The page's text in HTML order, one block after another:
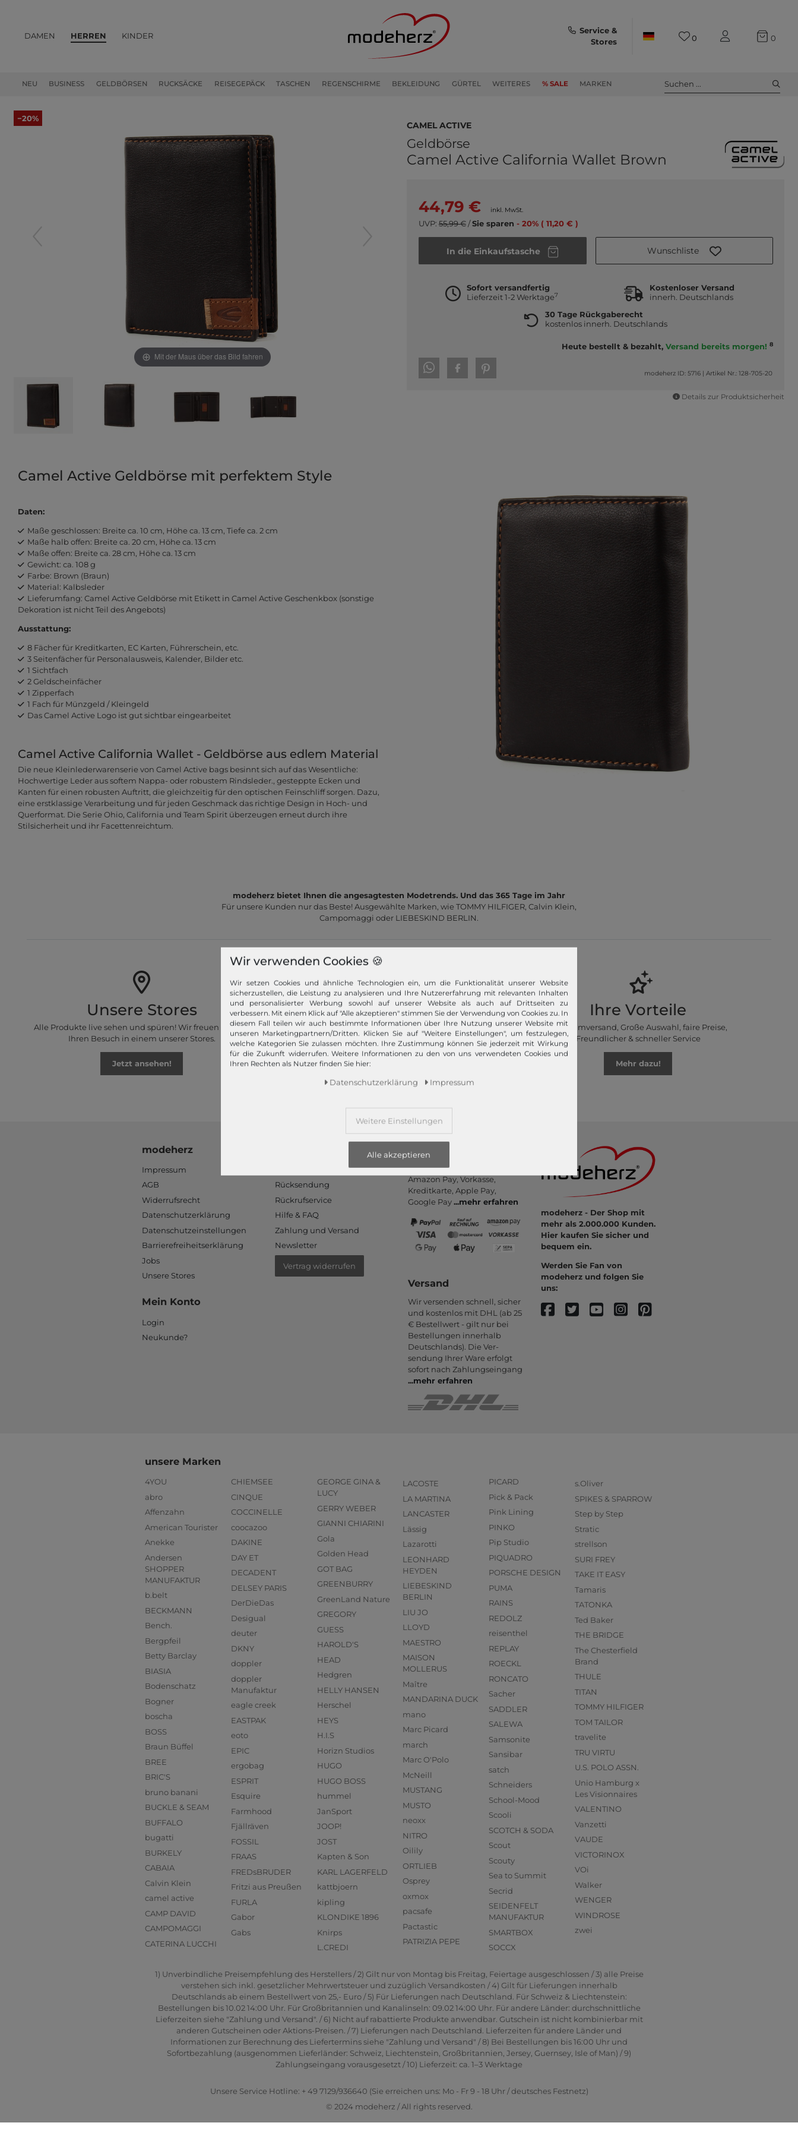
DAMEN HERREN
NEU BUSINESS GELDBÖRSEN RUCKSÄCKE REISEGEPÄCK TASCHEN REGENSCHIRME BEKLEIDUNG GÜRTEL WEITERES % SALE MARKEN
KINDER
Service &
Stores
0 0
Suchen ...
−20%
Mit der Maus über das Bild fahren
camel active
Geldbörse
Camel Active California Wallet Brown
44,79 € inkl. MwSt.
UVP: 55,99 €/Sie sparen - 20% ( 11,20 € )
In die Einkaufstasche Wunschliste
Sofort versandfertig
Lieferzeit 1-2 Werktage7
Kostenloser Versand
innerh. Deutschlands
30 Tage Rückgaberecht
kostenlos innerh. Deutschlands
Heute bestellt & bezahlt, Versand bereits morgen! 8
modeherz ID: 5716 |Artikel Nr.: 128-705-20
Details zur Produktsicherheit
Camel Active Geldbörse mit perfektem Style
Daten:
Maße geschlossen: Breite ca. 10 cm, Höhe ca. 13 cm, Tiefe ca. 2 cm
Maße halb offen: Breite ca. 20 cm, Höhe ca. 13 cm
Maße offen: Breite ca. 28 cm, Höhe ca. 13 cm
Gewicht: ca. 108 g
Farbe: Brown (Braun)
Material: Kalbsleder
Lieferumfang: Camel Active Geldbörse mit Etikett in Camel Active Geschenkbox (sonstige
Dekoration ist nicht Teil des Angebots)
Ausstattung:
8 Fächer für Kreditkarten, EC Karten, Führerschein, etc.
3 Seitenfächer für Personalausweis, Kalender, Bilder etc.
1 Sichtfach
2 Geldscheinfächer
1 Zipperfach
1 Fach für Münzgeld / Kleingeld
Das Camel Active Logo ist gut sichtbar eingearbeitet
Camel Active California Wallet - Geldbörse aus edlem Material
Die neue Kleinlederwarenserie von Camel Active bags besinnt sich auf das Wesentliche:
Hochwertige Leder aus softem Nappa- oder robustem Rindsleder., gesteppte Ecken und
Kanten für einen robusten Auftritt, die gleichzeitig für den optischen Feinschliff sorgen. Dazu,
eine erstklassige Verarbeitung und für jeden Geschmack das richtige Design in Hoch- und
Querformat. Die Serie Ohio, California und Team Spirit überzeugen erneut durch ihre
Stilsicherheit und ihr Facettenreichtum.
modeherz bietet Ihnen die angesagtesten Modetrends. Und das 365 Tage im Jahr
Für unsere Kunden nur das Beste! Ausgewählte Marken, wie TOMMY HILFIGER, Calvin Klein,
Campomaggi oder LIEBESKIND BERLIN.
Unsere Stores
Alle Produkte live sehen und spüren! Wir freuen uns auf
Ihren Besuch in einem unserer Stores.
Jetzt ansehen!
Schneller Versand!
Wir versenden Ihre Bestellung schnell per
Premiumversand.
Mehr dazu!
Ihre Vorteile
Premiumversand, Große Auswahl, faire Preise,
Freundlicher & schneller Service
Mehr dazu!
modeherz
Impressum
AGB
Widerrufsrecht
Datenschutzerklärung
Datenschutzeinstellungen
Barrierefreiheitserklärung
Jobs
Unsere Stores
Mein Konto
Login
Neukunde?
Rücksendung
Rückrufservice
Hilfe & FAQ
Zahlung und Versand
Newsletter
Vertrag widerrufen
Zahlungsarten
PayPal, Kauf auf Rechnung,
Amazon Pay, Vor­kasse,
Kredit­karte, Apple Pay,
Google Pay...mehr erfahren
Versand
Wir versenden schnell, sicher
und kostenlos mit DHL (ab 25
€ Bestell­wert - gilt nur bei
Bestel­lungen inner­halb
Deutsch­lands). Die Ver­
sendung Ihrer Ware er­folgt
sofort nach Zahlungs­eingang
...mehr erfahren
modeherz - Der Shop mit
mehr als 2.000.000 Kunden.
Hier kaufen Sie sicher und
bequem ein.
Werden Sie Fan von
modeherz und folgen Sie
uns:
unsere Marken
4YOU
abro
Affenzahn
American Tourister
Anekke
Andersen
SHOPPER
MANUFAKTUR
b.belt
BECKMANN
Bench.
Bergpfeil
Betty Barclay
BIASIA
Bodenschatz
Bogner
boscha
BOSS
Braun Büffel
BREE
BRIC'S
bruno banani
BUCKLE & SEAM
BUFFALO
bugatti
BURKELY
CABAIA
Calvin Klein
camel active
CAMP DAVID
CAMPOMAGGI
CATERINA LUCCHI
CHIEMSEE
CINQUE
COCCINELLE
coocazoo
DAKINE
DAY ET
DECADENT
DELSEY PARIS
DerDieDas
Desigual
deuter
DKNY
doppler
doppler
Manufaktur
eagle creek
EASTPAK
eoto
EPIC
ergobag
ESPRIT
Esquire
Farmhood
Fjällräven
FOSSIL
FRAAS
FREDsBRUDER
Fritzi aus Preußen
FURLA
Gabor
Gabs
GEORGE GINA &
LUCY
GERRY WEBER
GIANNI CHIARINI
Gola
Golden Head
GOT BAG
GREENBURRY
GreenLand Nature
GREGORY
GUESS
HAROLD'S
HEAD
Hedgren
HELLY HANSEN
Herschel
HEYS
H.I.S
Horizn Studios
HUGO
HUGO BOSS
hummel
JanSport
JOOP!
JOST
Kapten & Son
KARL LAGERFELD
kattbjoern
kipling
KLONDIKE 1896
Knirps
L.CREDI
LACOSTE
LA MARTINA
LANCASTER
Lässig
Lazarotti
LEONHARD
HEYDEN
LIEBESKIND
BERLIN
LIU JO
LLOYD
MAESTRO
MAISON
MOLLERUS
Maître
MANDARINA DUCK
mano
Marc Picard
march
Marc O'Polo
McNeill
MUSTANG
MUSTO
neoxx
NITRO
Oilily
ORTLIEB
Osprey
oxmox
pacsafe
Pactastic
PATRIZIA PEPE
PICARD
Pick & Pack
Pink Lining
PINKO
Pip Studio
PIQUADRO
PORSCHE DESIGN
PUMA
RAINS
REDOLZ
reisenthel
REPLAY
ROECKL
RONCATO
Sacher
SADDLER
SALEWA
Samsonite
Sansibar
satch
Schneiders
School-Mood
Scooli
SCOTCH & SODA
Scout
Scouty
Sea to Summit
Secrid
SEIDENFELT
MANUFAKTUR
SMARTBOX
SOCCX
s.Oliver
SPIKES & SPARROW
Step by Step
Stratic
strellson
SURI FREY
TAKE IT EASY
Tamaris
TATONKA
Ted Baker
THE BRIDGE
The Chesterfield
Brand
THULE
TITAN
TOMMY HILFIGER
TOM TAILOR
travelite
TRU VIRTU
U.S. POLO ASSN.
Unio Hamburg x
Les Visionnaires
VALENTINO
Vanzetti
VAUDE
VICTORINOX
VOi
Walker
WENGER
WINDROSE
zwei
1) Unverbindliche Preisempfehlung des Herstellers / 2) Gilt nur von Montag bis Freitag, Feiertage ausgeschlossen / 3) alle Preise
verstehen sich inkl. gesetzlicher Mehrwertsteuer und zuzüglich Versandkosten / 4) Gilt für Lieferungen innerhalb
Deutschlands ab einem Bestellwert von 25,- Euro / 5) Für Lieferungen nach Deutschland. Für Schweiz & Liechtenstein:
Bestellungen bis 10.02 14:00 Uhr. Für Großbritannien und Kanalinseln: 09.02 14:00 Uhr. Für andere Länder: durchschnittliche
Lieferzeiten siehe "Zahlung und Versand". / 6) Nicht auf rabattierte Produkte anwendbar. Gutschein ist nicht kombinierbar mit
anderen Gutscheinen oder Aktions-Preisen. / 7) Lieferungen nach Deutschland. Lieferzeiten für andere Länder und
Informationen zur Berechnung des Liefertermins siehe "Zahlung und Versand" / 8) Bei Bestellungen bis 16:00 Uhr und
Sofortbezahlung (ausgenommen Lieferländer: Schweiz, Liechtenstein, Großbritannien, Jersey, Guernsey, Isle of Man) / 9)
Zahlungseingang vorausgesetzt / 10) Lieferzeit: ca. 1–3 Werktage
Unsere Service Hotline: + 49 7129/936640 (Sie erreichen uns: Mo - Fr 9 - 18 Uhr / deutsches Festnetz)
© 2024 modeherz / All rights reserved.
Wir verwenden Cookies 🍪
Wir setzen Cookies und ähnliche Technologien ein, um die Funktionalität unserer Website
sicherzustellen, die Leistung zu analysieren und Ihre Nutzererfahrung mit relevanten Inhalten
und personalisierter Werbung sowohl auf unserer Website als auch auf Drittseiten zu
verbessern. Mit einem Klick auf "Alle akzeptieren" stimmen Sie der Verwendung von Cookies zu. In
diesem Fall teilen wir auch bestimmte Informationen über Ihre Nutzung unserer Website mit
unseren Marketingpartnern/Dritten. Klicken Sie auf "Weitere Einstellungen", um festzulegen,
welche Kategorien Sie zulassen möchten. Ihre Zustimmung können Sie jederzeit mit Wirkung
für die Zukunft widerrufen. Weitere Informationen zu den von uns verwendeten Cookies und
Ihren Rechten als Nutzer finden Sie hier:
Daten­schutz­erklärung Impressum
Weitere Einstellungen
Alle akzeptieren